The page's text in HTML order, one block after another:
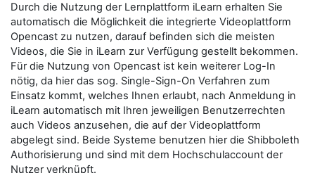
Durch die Nutzung der Lernplattform iLearn erhalten Sie
automatisch die Möglichkeit die integrierte Videoplattform
Opencast zu nutzen, darauf befinden sich die meisten
Videos, die Sie in iLearn zur Verfügung gestellt bekommen.
Für die Nutzung von Opencast ist kein weiterer Log-In
nötig, da hier das sog. Single-Sign-On Verfahren zum
Einsatz kommt, welches Ihnen erlaubt, nach Anmeldung in
iLearn automatisch mit Ihren jeweiligen Benutzerrechten
auch Videos anzusehen, die auf der Videoplattform
abgelegt sind. Beide Systeme benutzen hier die Shibboleth
Authorisierung und sind mit dem Hochschulaccount der
Nutzer verknüpft.